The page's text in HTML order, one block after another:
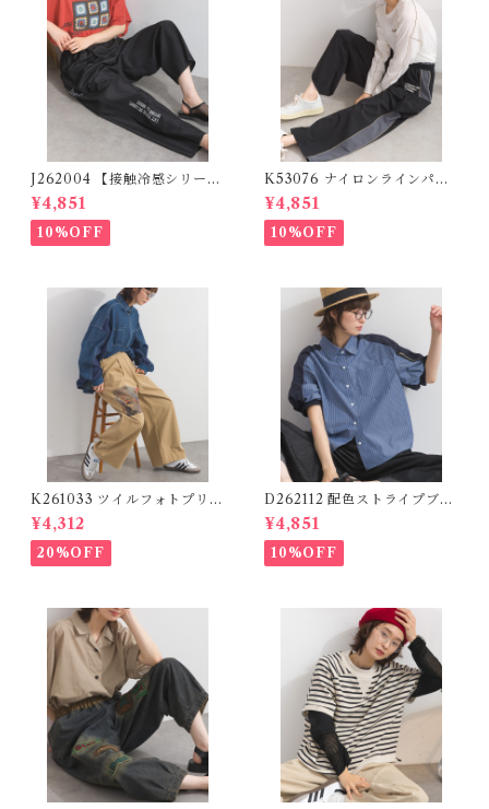
J262004 【接触冷感シリー
ズ】 ツイルワーク風ロゴパン
ツ / Cool Touch Twill Work
Logo Pants (残りわずか)
¥4,851
10%OFF
K53076 ナイロンラインパン
ツ / Nylon Line Pants (残り
わずか)
¥4,851
10%OFF
K261033 ツイルフォトプリン
トイージーテーパードパンツ /
Twill Photo Print Easy Tap
ered Pants
¥4,312
20%OFF
D262112 配色ストライプブラ
ウス / Color Block Stripe R
elaxed Blouse 【re-stock】
¥4,851
10%OFF